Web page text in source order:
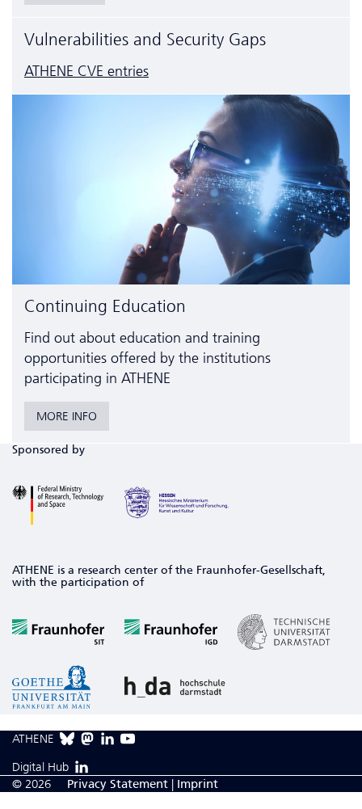
Vulnerabilities and Security Gaps
ATHENE CVE entries
Continuing Education
Find out about education and training
opportunities offered by the institutions
participating in ATHENE
MORE INFO
Sponsored by
ATHENE is a research center of the Fraunhofer-Gesellschaft,
with the participation of
ATHENE
Digital Hub
© 2026
Privacy Statement | Imprint